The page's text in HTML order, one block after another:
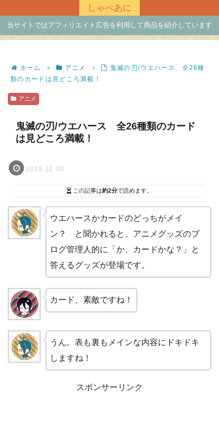
しゃべあに
当サイトではアフィリエイト広告を利用して商品を紹介しています
ホーム アニメ
鬼滅の刃/ウエハース 全26種
類のカードは見どころ満載！
アニメ
鬼滅の刃/ウエハース 全26種類のカード
は見どころ満載！
2019.12.03
この記事は約2分で読めます。
ウエハースかカードのどっちがメイ
ン？ と聞かれると、アニメグッズのブ
ログ管理人的に「か、カードかな？」と
答えるグッズが登場です。
カード、素敵ですね！
うん。表も裏もメインな内容にドキドキ
しますね！
スポンサーリンク